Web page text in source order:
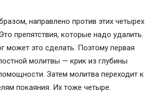
направлено против этих четырех
препятствия, которые надо удалить.
может это сделать. Поэтому первая
молитвы — крик из глубины
Затем молитва переходит к
покаяния. Их тоже четыре.